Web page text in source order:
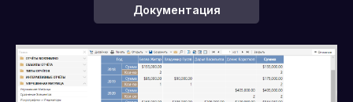
Документация
v. 2026.2.3